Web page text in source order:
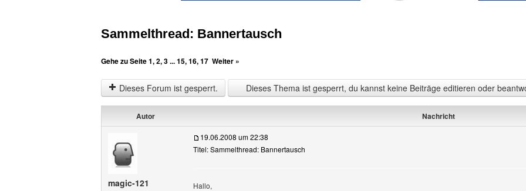
Sammelthread: Bannertausch
Gehe zu Seite1,2,3...15,16,17 Weiter »
Dieses Forum ist gesperrt. Dieses Thema ist gesperrt, du kannst keine Beiträge editieren oder
Autor Nachricht
magic-121
19.06.2008 um 22:38
Titel: Sammelthread: Bannertausch
Hallo,